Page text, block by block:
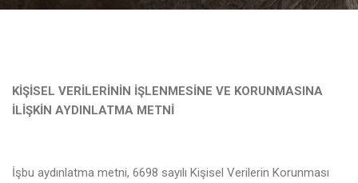
KİŞİSEL VERİLERİNİN İŞLENMESİNE VE KORUNMASINA
İLİŞKİN AYDINLATMA METNİ
İşbu aydınlatma metni, 6698 sayılı Kişisel Verilerin Korunması
Rezervasyon:
Reservation: